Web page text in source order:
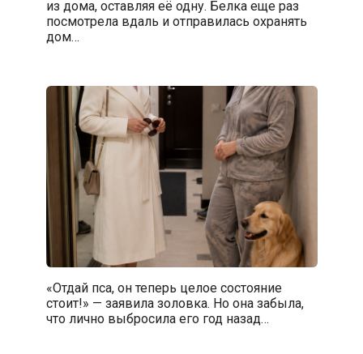
из дома, оставляя её одну. Белка еще раз
посмотрела вдаль и отправилась охранять
дом…
«Отдай пса, он теперь целое состояние
стоит!» — заявила золовка. Но она забыла,
что лично выбросила его год назад…